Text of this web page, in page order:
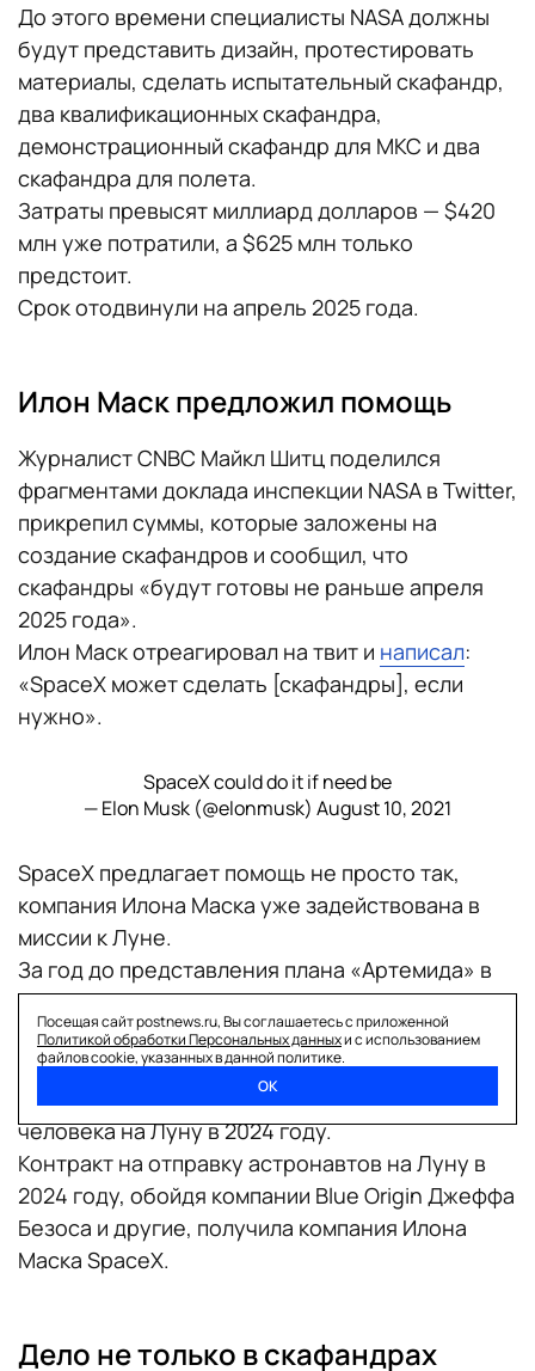
До этого времени специалисты NASA должны
будут представить дизайн, протестировать
материалы, сделать испытательный скафандр,
два квалификационных скафандра,
демонстрационный скафандр для МКС и два
скафандра для полета.
Затраты превысят миллиард долларов — $420
млн уже потратили, а $625 млн только
предстоит.
Срок отодвинули на апрель 2025 года.
Илон Маск предложил помощь
Журналист CNBC Майкл Шитц поделился
фрагментами доклада инспекции NASA в Twitter,
прикрепил суммы, которые заложены на
создание скафандров и сообщил, что
скафандры «будут готовы не раньше апреля
2025 года».
Илон Маск отреагировал на твит и написал:
«SpaceX может сделать [скафандры], если
нужно».
SpaceX could do it if need be
— Elon Musk (@elonmusk) August 10, 2021
SpaceX предлагает помощь не просто так,
компания Илона Маска уже задействована в
миссии к Луне.
За год до представления плана «Артемида» в
2020 году NASA предложило частным
компаниям поучаствовать в конкурсе по
созданию инновационных проектов в рамках
программы по разработке системы высадки
человека на Луну в 2024 году.
Контракт на отправку астронавтов на Луну в
2024 году, обойдя компании Blue Origin Джеффа
Безоса и другие, получила компания Илона
Маска SpaceX.
Дело не только в скафандрах
Посещая сайт postnews.ru, Вы соглашаетесь с приложенной
Политикой обработки Персональных данныхи с использованием
файлов cookie, указанных в данной политике.
ОК